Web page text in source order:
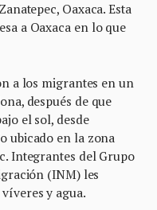
Oaxaca. Esta
a Oaxaca en lo que
a los migrantes en un
después de que
el sol, desde
ubicado en la zona
Integrantes del Grupo
(INM) les
y agua.